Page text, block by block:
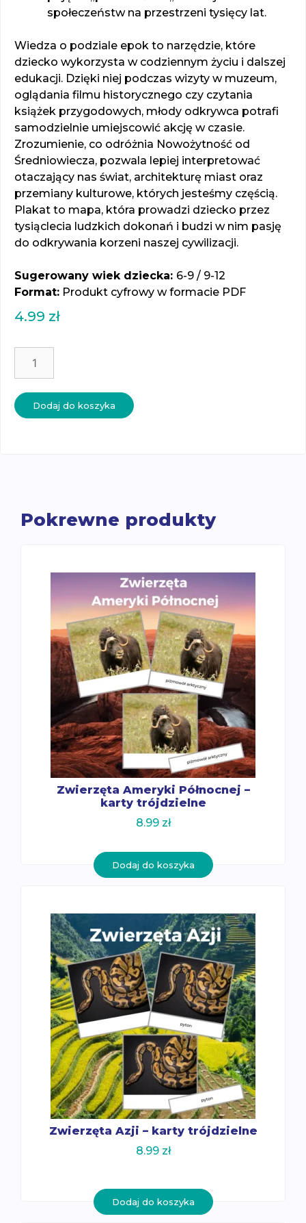
społeczeństw na przestrzeni tysięcy lat.
Wiedza o podziale epok to narzędzie, które
dziecko wykorzysta w codziennym życiu i dalszej
edukacji. Dzięki niej podczas wizyty w muzeum,
oglądania filmu historycznego czy czytania
książek przygodowych, młody odkrywca potrafi
samodzielnie umiejscowić akcję w czasie.
Zrozumienie, co odróżnia Nowożytność od
Średniowiecza, pozwala lepiej interpretować
otaczający nas świat, architekturę miast oraz
przemiany kulturowe, których jesteśmy częścią.
Plakat to mapa, która prowadzi dziecko przez
tysiąclecia ludzkich dokonań i budzi w nim pasję
do odkrywania korzeni naszej cywilizacji.
Sugerowany wiek dziecka: 6-9 / 9-12
Format: Produkt cyfrowy w formacie PDF
4.99 zł
Epoki
-
plakat
Dodaj do koszyka
Pokrewne produkty
Zwierzęta Ameryki Północnej –
karty trójdzielne
8.99 zł
Dodaj do koszyka
Zwierzęta Azji – karty trójdzielne
8.99 zł
Dodaj do koszyka